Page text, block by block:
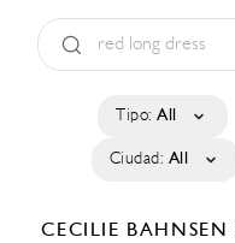
Tipo: All
Ciudad: All
CECILIE BAHNSEN